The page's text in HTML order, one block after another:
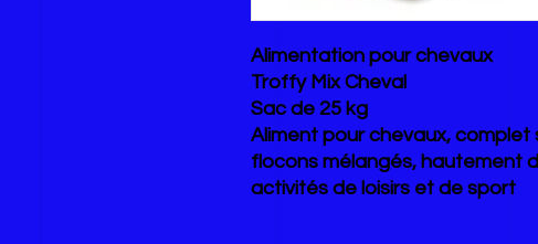
Alimentation pour chevaux
Troffy Mix Cheval
Sac de 25 kg
Aliment pour chevaux, complet
flocons mélangés, hautement
activités de loisirs et de sport